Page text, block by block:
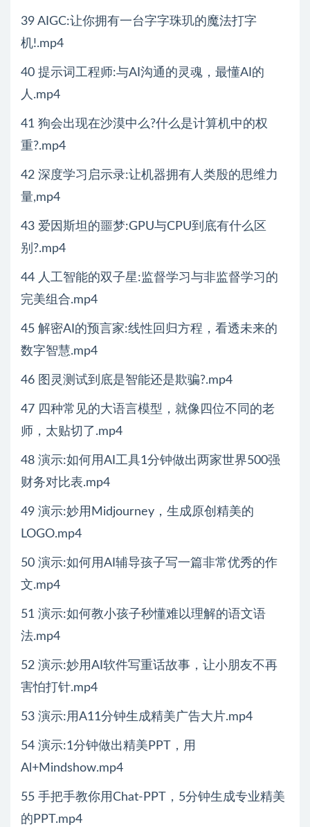
39 AIGC:让你拥有一台字字珠玑的魔法打字
机!.mp4
40 提示词工程师:与AI沟通的灵魂，最懂AI的
人.mp4
41 狗会出现在沙漠中么?什么是计算机中的权
重?.mp4
42 深度学习启示录:让机器拥有人类殷的思维力
量,mp4
43 爱因斯坦的噩梦:GPU与CPU到底有什么区
别?.mp4
44 人工智能的双子星:监督学习与非监督学习的
完美组合.mp4
45 解密AI的预言家:线性回归方程，看透未来的
数字智慧.mp4
46 图灵测试到底是智能还是欺骗?.mp4
47 四种常见的大语言模型，就像四位不同的老
师，太贴切了.mp4
48 演示:如何用AI工具1分钟做出两家世界500强
财务对比表.mp4
49 演示:妙用Midjourney，生成原创精美的
LOGO.mp4
50 演示:如何用AI辅导孩子写一篇非常优秀的作
文.mp4
51 演示:如何教小孩子秒懂难以理解的语文语
法.mp4
52 演示:妙用AI软件写重话故事，让小朋友不再
害怕打针.mp4
53 演示:用A11分钟生成精美广告大片.mp4
54 演示:1分钟做出精美PPT，用
Al+Mindshow.mp4
55 手把手教你用Chat-PPT，5分钟生成专业精美
的PPT.mp4